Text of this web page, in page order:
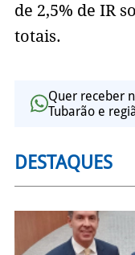
de 2,5% de IR
totais.
Quer receber
Tubarão e
DESTAQUES